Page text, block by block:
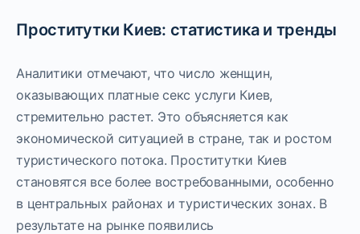
Проститутки Киев: статистика и тренды
Аналитики отмечают, что число женщин,
оказывающих платные секс услуги Киев,
стремительно растет. Это объясняется как
экономической ситуацией в стране, так и ростом
туристического потока. Проститутки Киев
становятся все более востребованными, особенно
в центральных районах и туристических зонах. В
результате на рынке появились